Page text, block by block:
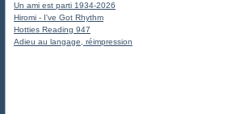
Un ami est parti 1934-2026
Hiromi - I've Got Rhythm
Hotties Reading 947
Adieu au langage, réimpression